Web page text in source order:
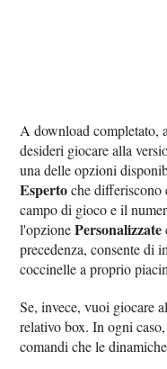
A download completato,
desideri giocare alla
una delle opzioni
Espertoche differiscono
campo di gioco e il
l'opzionePersonalizzate
precedenza, consente di
coccinelle a proprio
Se, invece, vuoi giocare
relativo box. In ogni
comandi che le